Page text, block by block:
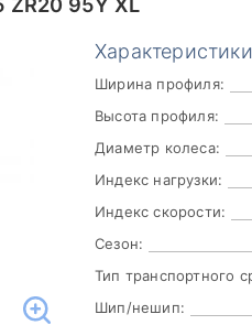
Характеристики
Ширина профиля:
Высота профиля:
Диаметр колеса:
Индекс нагрузки:
Индекс скорости:
Сезон:
Тип транспортного
Шип/нешип: